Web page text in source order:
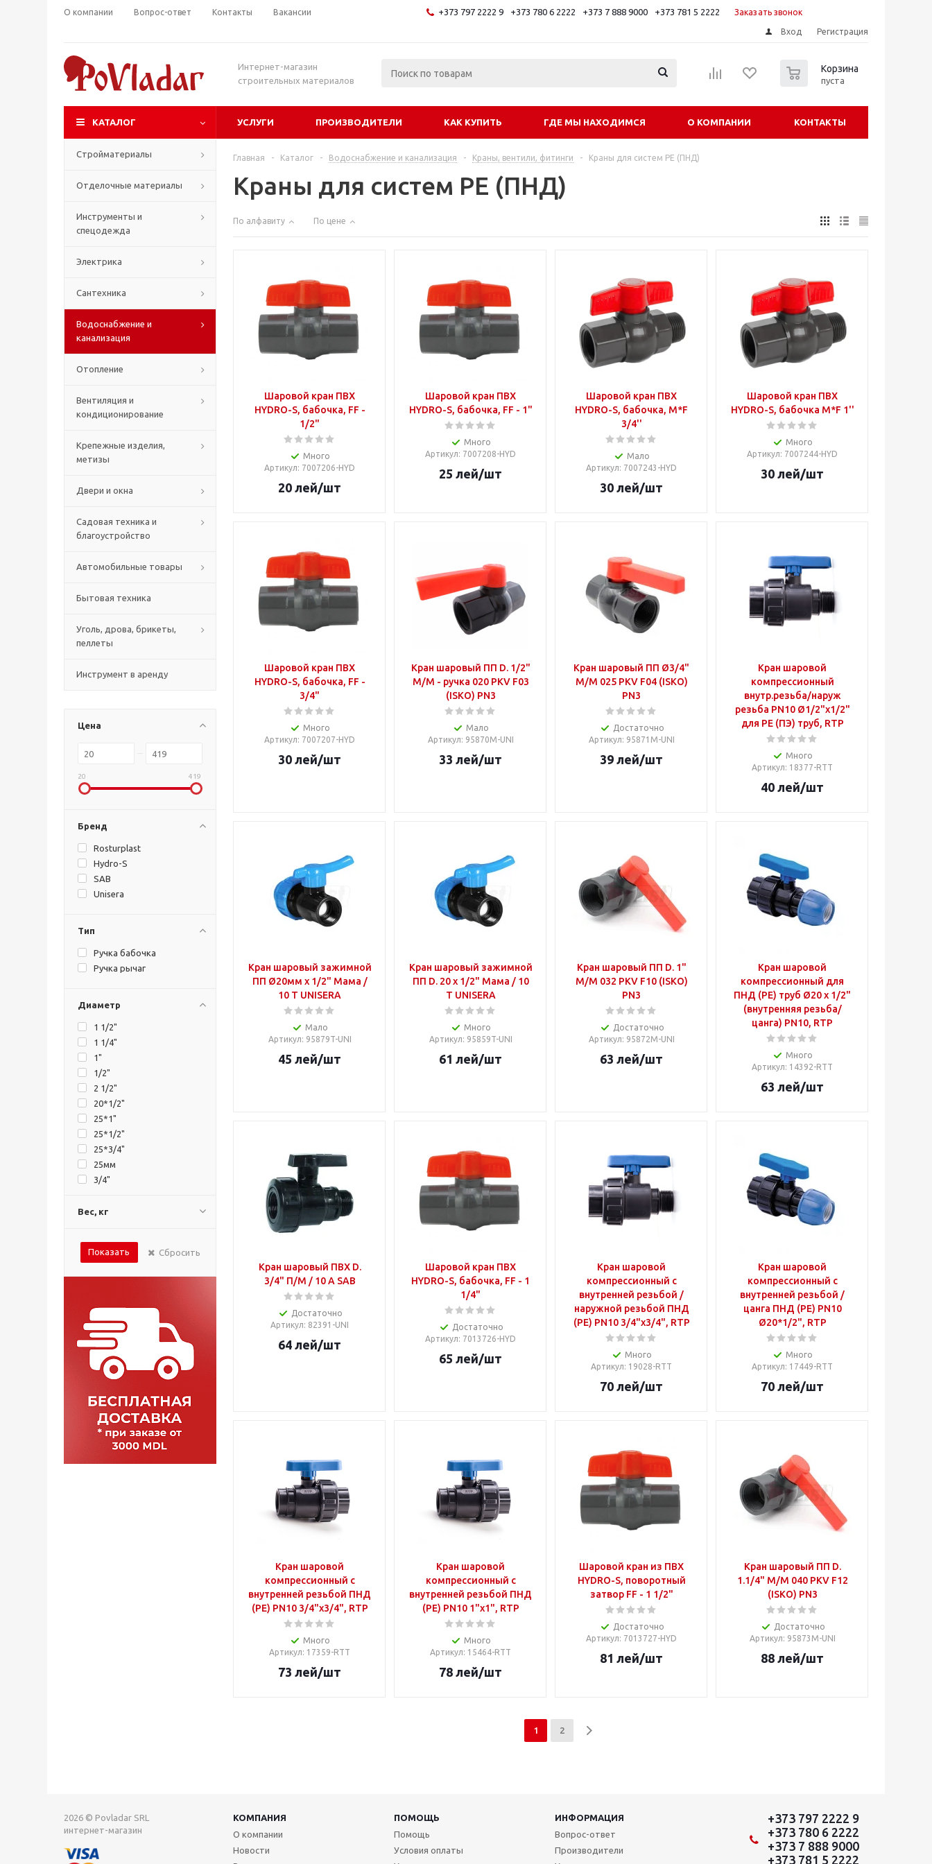
О компании Вопрос-ответ Контакты Вакансии +373 797 2222 9 +373 780 6 2222 +373 7 888 9000 +373 781 5 2222 Заказать звонок
Вход Регистрация
Интернет-магазин
строительных материалов
Корзина
пуста
КАТАЛОГ УСЛУГИ ПРОИЗВОДИТЕЛИ КАК КУПИТЬ ГДЕ МЫ НАХОДИМСЯ О КОМПАНИИ КОНТАКТЫ
Стройматериалы
Отделочные материалы
Инструменты и
спецодежда
Электрика
Сантехника
Водоснабжение и
канализация
Отопление
Вентиляция и
кондиционирование
Крепежные изделия,
метизы
Двери и окна
Садовая техника и
благоустройство
Автомобильные товары
Бытовая техника
Уголь, дрова, брикеты,
пеллеты
Инструмент в аренду
Цена
20 419
Бренд
Rosturplast
Hydro-S
SAB
Unisera
Тип
Ручка бабочка
Ручка рычаг
Диаметр
1 1/2"
1 1/4"
1"
1/2"
2 1/2"
20*1/2"
25*1"
25*1/2"
25*3/4"
25мм
3/4"
32*1"
32*3/4"
40*1 1/4"
Вес, кг
Показать Сбросить
Главная - Каталог - Водоснабжение и канализация - Краны, вентили, фитинги - Краны для систем PE (ПНД)
Краны для систем PE (ПНД)
По алфавиту По цене
Шаровой кран ПВХ
HYDRO-S, бабочка, FF -
1/2"
Много
Артикул: 7007206-HYD
20 лей/шт
Шаровой кран ПВХ
HYDRO-S, бабочка, FF - 1"
Много
Артикул: 7007208-HYD
25 лей/шт
Шаровой кран ПВХ
HYDRO-S, бабочка, M*F
3/4''
Мало
Артикул: 7007243-HYD
30 лей/шт
Шаровой кран ПВХ
HYDRO-S, бабочка M*F 1''
Много
Артикул: 7007244-HYD
30 лей/шт
Шаровой кран ПВХ
HYDRO-S, бабочка, FF -
3/4"
Много
Артикул: 7007207-HYD
30 лей/шт
Кран шаровый ПП D. 1/2"
М/М - ручка 020 PKV F03
(ISKO) PN3
Мало
Артикул: 95870M-UNI
33 лей/шт
Кран шаровый ПП Ø3/4"
М/М 025 PKV F04 (ISKO)
PN3
Достаточно
Артикул: 95871M-UNI
39 лей/шт
Кран шаровой
компрессионный
внутр.резьба/наруж
резьба PN10 Ø1/2"x1/2"
для PE (ПЭ) труб, RTP
Много
Артикул: 18377-RTT
40 лей/шт
Кран шаровый зажимной
ПП Ø20мм x 1/2" Мама /
10 T UNISERA
Мало
Артикул: 95879T-UNI
45 лей/шт
Кран шаровый зажимной
ПП D. 20 x 1/2" Мама / 10
T UNISERA
Много
Артикул: 95859T-UNI
61 лей/шт
Кран шаровый ПП D. 1"
М/М 032 PKV F10 (ISKO)
PN3
Достаточно
Артикул: 95872M-UNI
63 лей/шт
Кран шаровой
компрессионный для
ПНД (PE) труб Ø20 x 1/2"
(внутренняя резьба/
цанга) PN10, RTP
Много
Артикул: 14392-RTT
63 лей/шт
Кран шаровый ПВХ D.
3/4" П/М / 10 A SAB
Достаточно
Артикул: 82391-UNI
64 лей/шт
Шаровой кран ПВХ
HYDRO-S, бабочка, FF - 1
1/4"
Достаточно
Артикул: 7013726-HYD
65 лей/шт
Кран шаровой
компрессионный с
внутренней резьбой /
наружной резьбой ПНД
(PE) PN10 3/4"x3/4", RTP
Много
Артикул: 19028-RTT
70 лей/шт
Кран шаровой
компрессионный с
внутренней резьбой /
цанга ПНД (PE) PN10
Ø20*1/2", RTP
Много
Артикул: 17449-RTT
70 лей/шт
Кран шаровой
компрессионный с
внутренней резьбой ПНД
(PE) PN10 3/4"x3/4", RTP
Много
Артикул: 17359-RTT
73 лей/шт
Кран шаровой
компрессионный с
внутренней резьбой ПНД
(PE) PN10 1"x1", RTP
Много
Артикул: 15464-RTT
78 лей/шт
Шаровой кран из ПВХ
HYDRO-S, поворотный
затвор FF - 1 1/2"
Достаточно
Артикул: 7013727-HYD
81 лей/шт
Кран шаровый ПП D.
1.1/4" М/М 040 PKV F12
(ISKO) PN3
Достаточно
Артикул: 95873M-UNI
88 лей/шт
1 2
2026 © Povladar SRL
интернет-магазин
КОМПАНИЯ ПОМОЩЬ
ИНФОРМАЦИЯ
О компании
Новости
Помощь
Условия оплаты
Вопрос-ответ
Производители
+373 797 2222 9
+373 780 6 2222
+373 7 888 9000
+373 781 5 2222